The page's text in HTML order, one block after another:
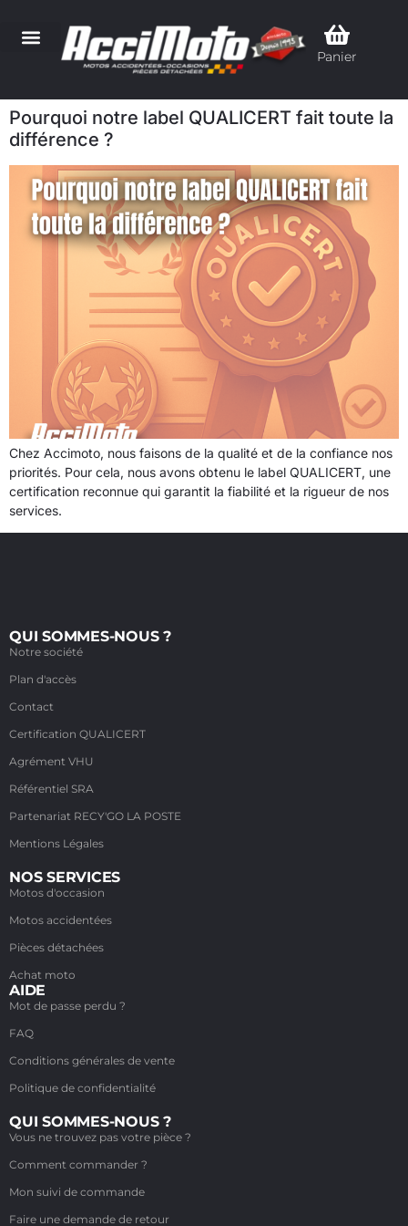
Panier
Pourquoi notre label QUALICERT fait toute la
différence ?
Chez Accimoto, nous faisons de la qualité et de la confiance nos
priorités. Pour cela, nous avons obtenu le label QUALICERT, une
certification reconnue qui garantit la fiabilité et la rigueur de nos
services.
QUI SOMMES-NOUS ?
Notre société
Plan d'accès
Contact
Certification QUALICERT
Agrément VHU
Référentiel SRA
Partenariat RECY'GO LA POSTE
Mentions Légales
NOS SERVICES
Motos d'occasion
Motos accidentées
Pièces détachées
Achat moto
AIDE
Mot de passe perdu ?
FAQ
Conditions générales de vente
Politique de confidentialité
QUI SOMMES-NOUS ?
Vous ne trouvez pas votre pièce ?
Comment commander ?
Mon suivi de commande
Faire une demande de retour